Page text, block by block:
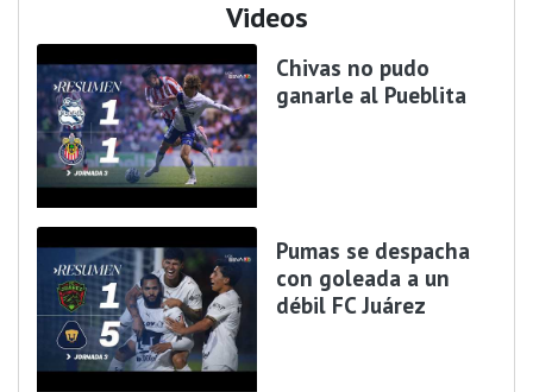
Videos
Chivas no pudo
ganarle al Pueblita
Pumas se despacha
con goleada a un
débil FC Juárez